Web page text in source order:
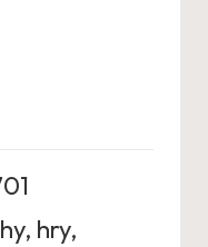
hry,